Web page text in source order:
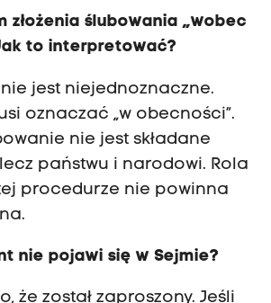
złożenia ślubowania „wobec
to interpretować?
jest niejednoznaczne.
oznaczać „w obecności”.
nie jest składane
państwu i narodowi. Rola
procedurze nie powinna
nie pojawi się w Sejmie?
że został zaproszony. Jeśli